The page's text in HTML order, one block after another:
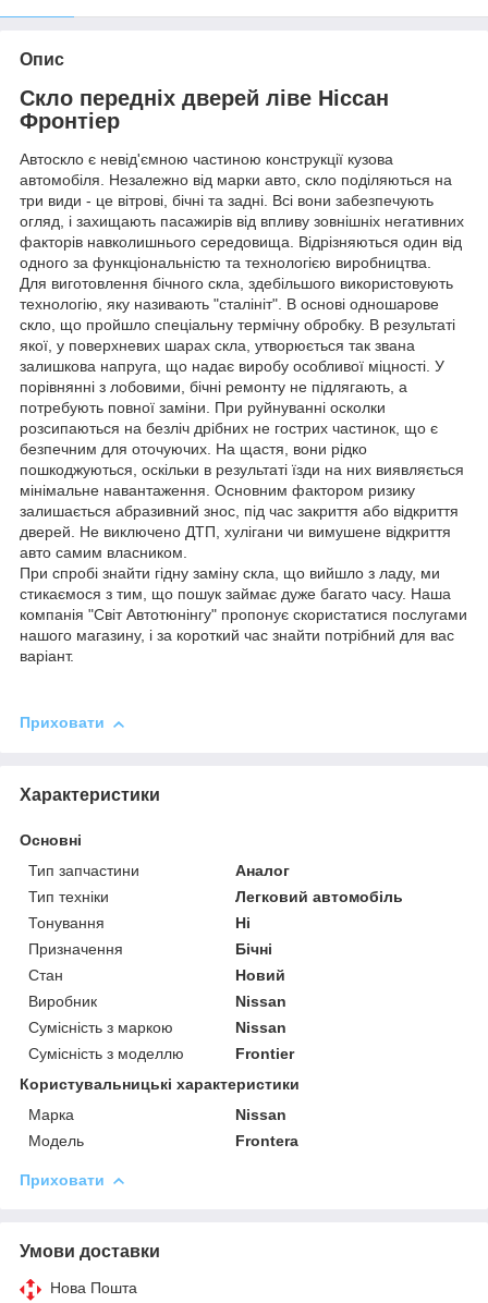
Опис
Скло передніх дверей ліве Ніссан
Фронтіер
Автоскло є невід'ємною частиною конструкції кузова
автомобіля. Незалежно від марки авто, скло поділяються на
три види - це вітрові, бічні та задні. Всі вони забезпечують
огляд, і захищають пасажирів від впливу зовнішніх негативних
факторів навколишнього середовища. Відрізняються один від
одного за функціональністю та технологією виробництва.
Для виготовлення бічного скла, здебільшого використовують
технологію, яку називають "сталініт". В основі одношарове
скло, що пройшло спеціальну термічну обробку. В результаті
якої, у поверхневих шарах скла, утворюється так звана
залишкова напруга, що надає виробу особливої міцності. У
порівнянні з лобовими, бічні ремонту не підлягають, а
потребують повної заміни. При руйнуванні осколки
розсипаються на безліч дрібних не гострих частинок, що є
безпечним для оточуючих. На щастя, вони рідко
пошкоджуються, оскільки в результаті їзди на них виявляється
мінімальне навантаження. Основним фактором ризику
залишається абразивний знос, під час закриття або відкриття
дверей. Не виключено ДТП, хулігани чи вимушене відкриття
авто самим власником.
При спробі знайти гідну заміну скла, що вийшло з ладу, ми
стикаємося з тим, що пошук займає дуже багато часу. Наша
компанія "Світ Автотюнінгу" пропонує скористатися послугами
нашого магазину, і за короткий час знайти потрібний для вас
варіант.
Приховати
Характеристики
Основні
Тип запчастини
Аналог
Тип техніки
Легковий автомобіль
Тонування
Ні
Призначення
Бічні
Стан
Новий
Виробник
Nissan
Сумісність з маркою
Nissan
Сумісність з моделлю
Frontier
Користувальницькі характеристики
Марка
Nissan
Модель
Frontera
Приховати
Умови доставки
Нова Пошта